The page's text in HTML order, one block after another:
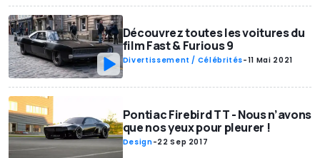
Découvrez toutes les voitures du
film Fast & Furious 9
Divertissement / Célébrités-11 Mai 2021
Pontiac Firebird TT - Nous n’avons
que nos yeux pour pleurer !
Design-22 Sep 2017